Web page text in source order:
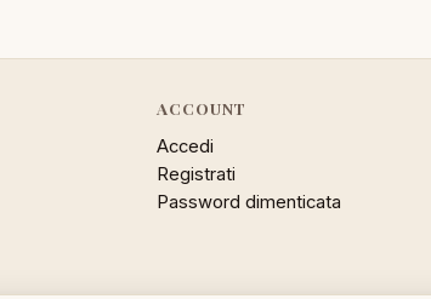
ACCOUNT
Accedi
Registrati
Password dimenticata